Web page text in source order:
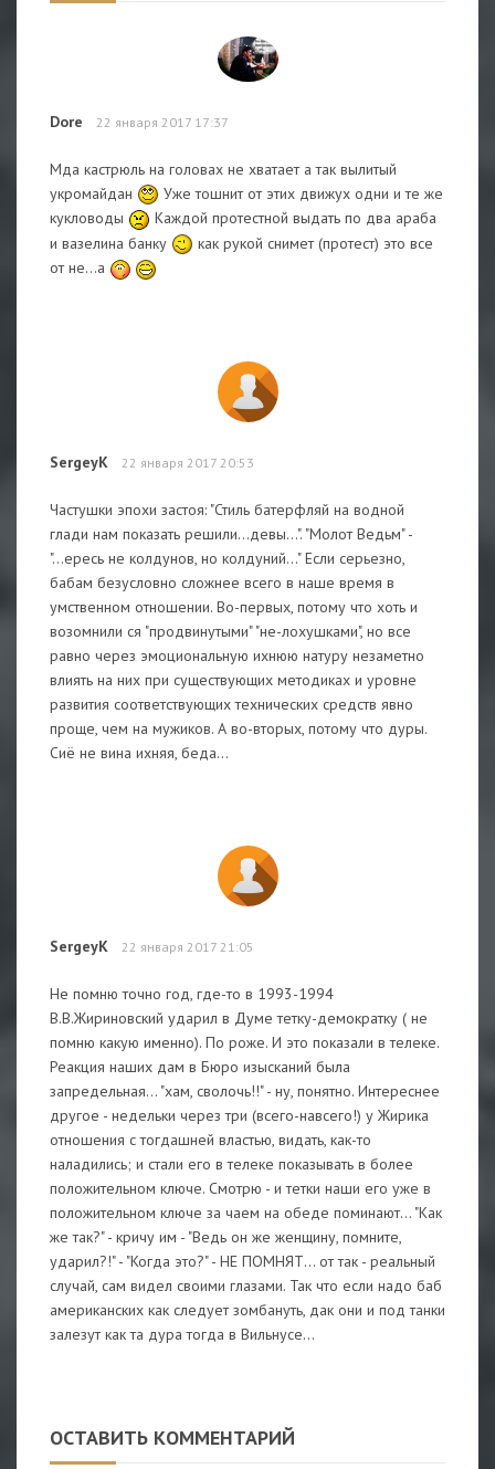
Dore 22 января 2017 17:37
Мда кастрюль на головах не хватает а так вылитый
укромайдан
Уже тошнит от этих движух одни и те же
кукловоды
Каждой протестной выдать по два араба
и вазелина банку
как рукой снимет (протест) это все
от не...а
SergeyK 22 января 2017 20:53
Частушки эпохи застоя: "Стиль батерфляй на водной
глади нам показать решили...девы...". "Молот Ведьм" -
"...ересь не колдунов, но колдуний..." Если серьезно,
бабам безусловно сложнее всего в наше время в
умственном отношении. Во-первых, потому что хоть и
возомнили ся "продвинутыми" "не-лохушками", но все
равно через эмоциональную ихнюю натуру незаметно
влиять на них при существующих методиках и уровне
развития соответствующих технических средств явно
проще, чем на мужиков. А во-вторых, потому что дуры.
Сиё не вина ихняя, беда...
SergeyK 22 января 2017 21:05
Не помню точно год, где-то в 1993-1994
В.В.Жириновский ударил в Думе тетку-демократку ( не
помню какую именно). По роже. И это показали в телеке.
Реакция наших дам в Бюро изысканий была
запредельная... "хам, сволочь!!" - ну, понятно. Интереснее
другое - недельки через три (всего-навсего!) у Жирика
отношения с тогдашней властью, видать, как-то
наладились; и стали его в телеке показывать в более
положительном ключе. Смотрю - и тетки наши его уже в
положительном ключе за чаем на обеде поминают... "Как
же так?" - кричу им - "Ведь он же женщину, помните,
ударил?!" - "Когда это?" - НЕ ПОМНЯТ... от так - реальный
случай, сам видел своими глазами. Так что если надо баб
американских как следует зомбануть, дак они и под танки
залезут как та дура тогда в Вильнусе...
ОСТАВИТЬ КОММЕНТАРИЙ